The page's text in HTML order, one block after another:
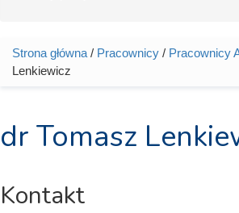
Jesteś tutaj
Strona główna / Pracownicy / Pracownicy
Lenkiewicz
dr Tomasz
Kontakt